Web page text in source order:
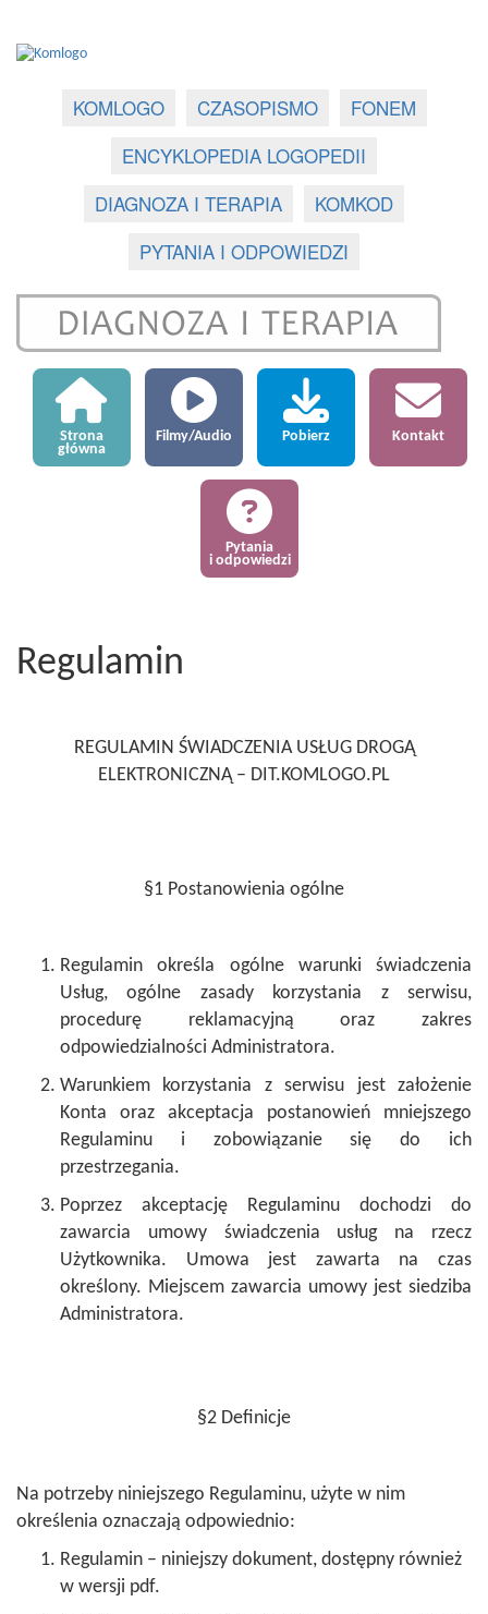
KOMLOGO CZASOPISMO
FONEM
ENCYKLOPEDIA LOGOPEDII
DIAGNOZA I TERAPIA
KOMKOD
PYTANIA I ODPOWIEDZI
Strona
główna
Filmy/Audio Pobierz Kontakt
Pytania
i odpowiedzi
Regulamin
REGULAMIN ŚWIADCZENIA USŁUG DROGĄ
ELEKTRONICZNĄ – DIT.KOMLOGO.PL
§1 Postanowienia ogólne
Regulamin określa ogólne warunki świadczenia
Usług, ogólne zasady korzystania z serwisu,
procedurę reklamacyjną oraz zakres
odpowiedzialności Administratora.
Warunkiem korzystania z serwisu jest założenie
Konta oraz akceptacja postanowień mniejszego
Regulaminu i zobowiązanie się do ich
przestrzegania.
Poprzez akceptację Regulaminu dochodzi do
zawarcia umowy świadczenia usług na rzecz
Użytkownika. Umowa jest zawarta na czas
określony. Miejscem zawarcia umowy jest siedziba
Administratora.
§2 Definicje
Na potrzeby niniejszego Regulaminu, użyte w nim
określenia oznaczają odpowiednio:
Regulamin – niniejszy dokument, dostępny również
w wersji pdf.